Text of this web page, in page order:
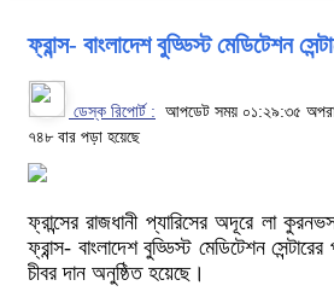
ফ্রান্স- বাংলাদেশ বুড্ডিস্ট মেডিটেশন
ডেস্ক রিপোর্ট : আপডেট সময় ০১:২৯:৩৫
৭৪৮ বার পড়া হয়েছে
ফ্রান্সের রাজধানী প্যারিসের অদূরে লা
ফ্রান্স- বাংলাদেশ বুড্ডিস্ট মেডিটেশন
চীবর দান অনুষ্ঠিত হয়েছে।